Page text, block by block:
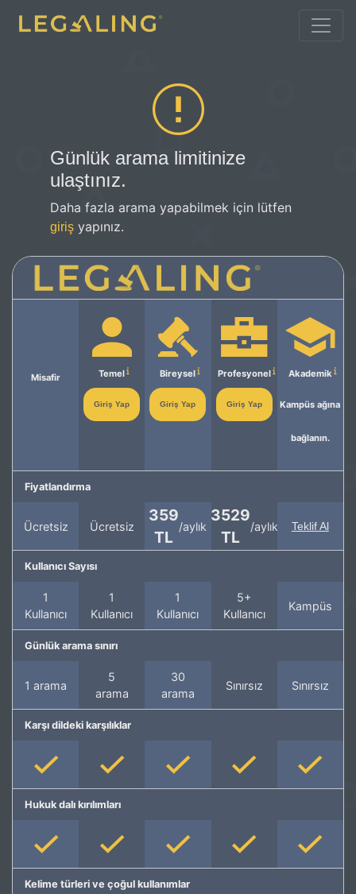
Günlük arama limitinize
ulaştınız.
Daha fazla arama yapabilmek için lütfen
giriş yapınız.
Misafir Temel
Giriş Yap
Bireysel
Giriş Yap
Profesyonel
Giriş Yap
Akademik
Kampüs ağına
bağlanın.
Fiyatlandırma
Ücretsiz Ücretsiz
359
TL
/aylık
3529
TL
/aylık Teklif Al
Kullanıcı Sayısı
1
Kullanıcı
1
Kullanıcı
1
Kullanıcı
5+
Kullanıcı
Kampüs
Günlük arama sınırı
1 arama
5
arama
30
arama
Sınırsız Sınırsız
Karşı dildeki karşılıklar
Hukuk dalı kırılımları
Kelime türleri ve çoğul kullanımlar